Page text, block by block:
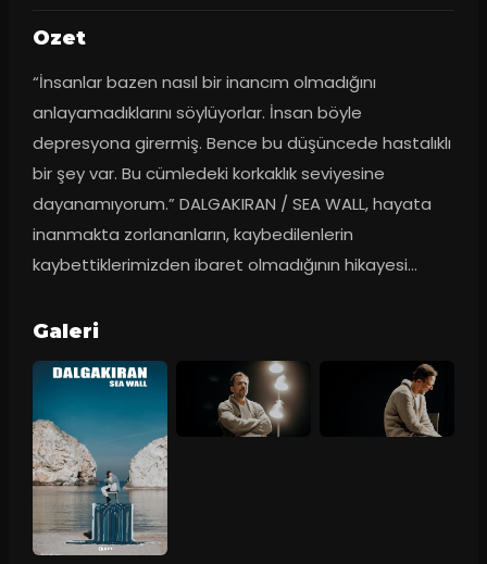
Ozet
“İnsanlar bazen nasıl bir inancım olmadığını
anlayamadıklarını söylüyorlar. İnsan böyle
depresyona girermiş. Bence bu düşüncede hastalıklı
bir şey var. Bu cümledeki korkaklık seviyesine
dayanamıyorum.” DALGAKIRAN / SEA WALL, hayata
inanmakta zorlananların, kaybedilenlerin
kaybettiklerimizden ibaret olmadığının hikayesi…
Galeri